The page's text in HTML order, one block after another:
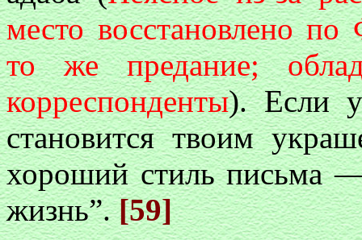
место восстановлено по
то же предание;
корреспонденты). Если у
становится твоим
хороший стиль письма
жизнь”.[59]